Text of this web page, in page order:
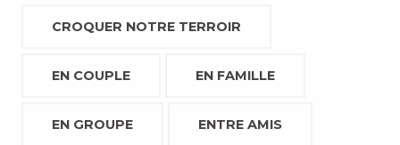
CROQUER NOTRE TERROIR
EN COUPLE EN FAMILLE
EN GROUPE ENTRE AMIS